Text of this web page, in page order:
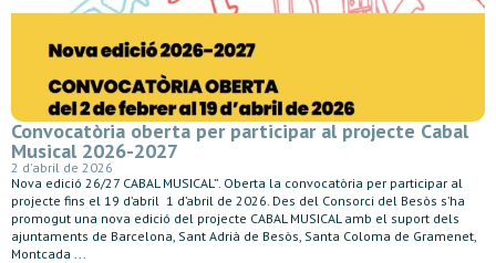
Convocatòria oberta per participar al projecte Cabal
Musical 2026-2027
2 d'abril de 2026
Nova edició 26/27 CABAL MUSICAL”. Oberta la convocatòria per participar al
projecte fins el 19 d’abril 1 d’abril de 2026. Des del Consorci del Besòs s’ha
promogut una nova edició del projecte CABAL MUSICAL amb el suport dels
ajuntaments de Barcelona, Sant Adrià de Besòs, Santa Coloma de Gramenet,
Montcada ...